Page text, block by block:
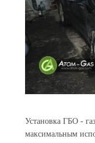
Установка ГБО -
максимальным